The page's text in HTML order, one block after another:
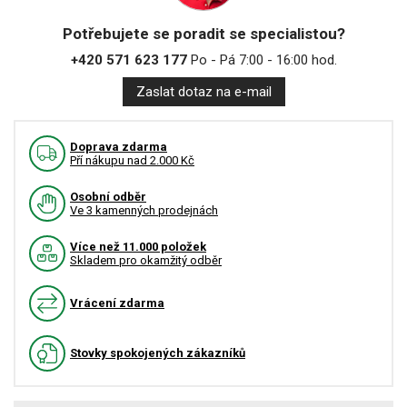
Potřebujete se poradit se specialistou?
+420 571 623 177Po - Pá 7:00 - 16:00 hod.
Zaslat dotaz na e-mail
Doprava zdarma
Pří nákupu nad 2.000 Kč
Osobní odběr
Ve 3 kamenných prodejnách
Více než 11.000 položek
Skladem pro okamžitý odběr
Vrácení zdarma
Stovky spokojených zákazníků